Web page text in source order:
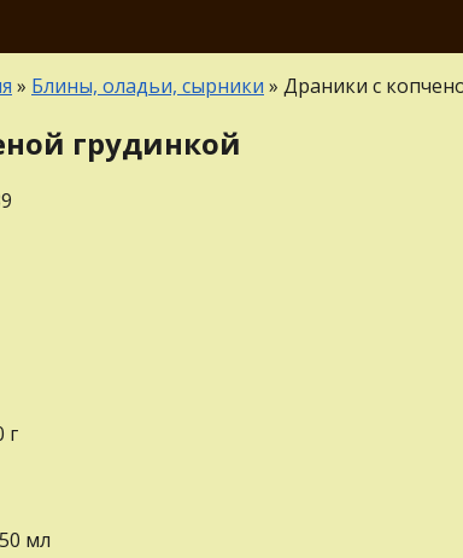
» Блины, оладьи, сырники » Драники с
грудинкой
г
50 мл